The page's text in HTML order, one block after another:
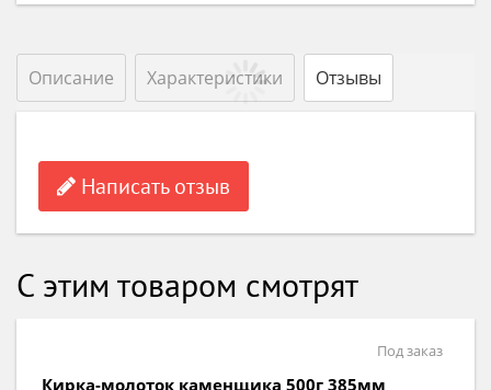
Описание Характеристики Отзывы
Написать отзыв
С этим товаром смотрят
Под заказ
Кирка 400г 350мм фибергласовая рукоятка